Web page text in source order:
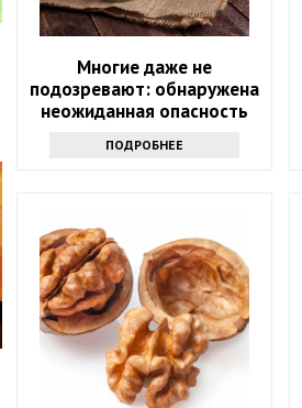
Многие даже не
подозревают: обнаружена
неожиданная опасность
ПОДРОБНЕЕ